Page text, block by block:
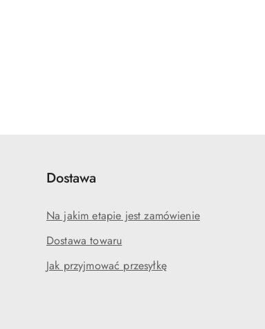
Dostawa
Na jakim etapie jest zamówienie
Dostawa towaru
Jak przyjmować przesyłkę